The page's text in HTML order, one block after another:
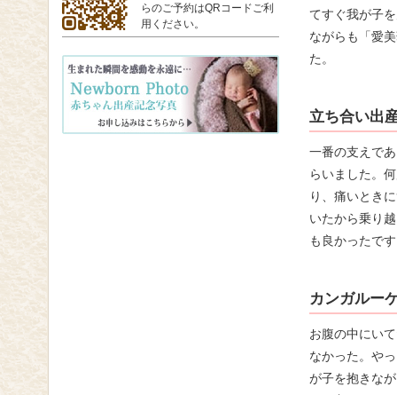
らのご予約はQRコードご利
用ください。
てすぐ我が子
ながらも「愛
た。
立ち合い出
一番の支えで
らいました。
り、痛いとき
いたから乗り
も良かったで
カンガルー
お腹の中にい
なかった。や
が子を抱きな